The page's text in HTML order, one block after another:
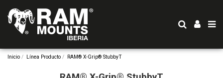
Inicio Línea Producto RAM® X-Grip® StubbyT